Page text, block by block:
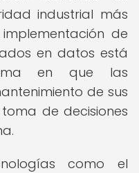
industrial más
de
en datos está
en que las
de sus
de decisiones
como el